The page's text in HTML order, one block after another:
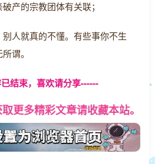
产的宗教团体有关联；
别人就真的不懂。有些事你不生
谓。
结束，喜欢请分享------
更多精彩文章请收藏本站。